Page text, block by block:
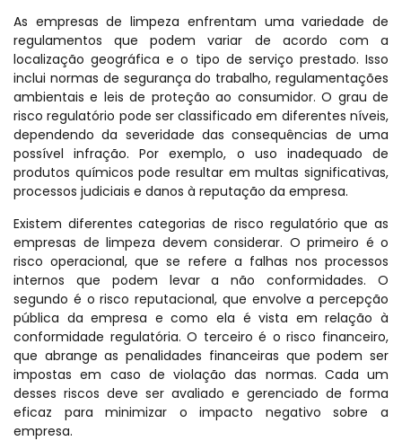
As empresas de limpeza enfrentam uma variedade de
regulamentos que podem variar de acordo com a
localização geográfica e o tipo de serviço prestado. Isso
inclui normas de segurança do trabalho, regulamentações
ambientais e leis de proteção ao consumidor. O grau de
risco regulatório pode ser classificado em diferentes níveis,
dependendo da severidade das consequências de uma
possível infração. Por exemplo, o uso inadequado de
produtos químicos pode resultar em multas significativas,
processos judiciais e danos à reputação da empresa.
Existem diferentes categorias de risco regulatório que as
empresas de limpeza devem considerar. O primeiro é o
risco operacional, que se refere a falhas nos processos
internos que podem levar a não conformidades. O
segundo é o risco reputacional, que envolve a percepção
pública da empresa e como ela é vista em relação à
conformidade regulatória. O terceiro é o risco financeiro,
que abrange as penalidades financeiras que podem ser
impostas em caso de violação das normas. Cada um
desses riscos deve ser avaliado e gerenciado de forma
eficaz para minimizar o impacto negativo sobre a
empresa.